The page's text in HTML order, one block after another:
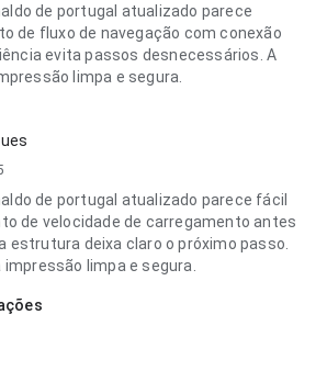
de portugal atualizado parece
de fluxo de navegação com conexão
evita passos desnecessários. A
limpa e segura.
de portugal atualizado parece fácil
de velocidade de carregamento antes
estrutura deixa claro o próximo passo.
limpa e segura.